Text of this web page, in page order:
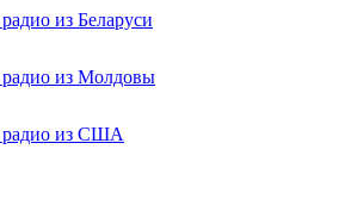
из Беларуси
из Молдовы
радио из США